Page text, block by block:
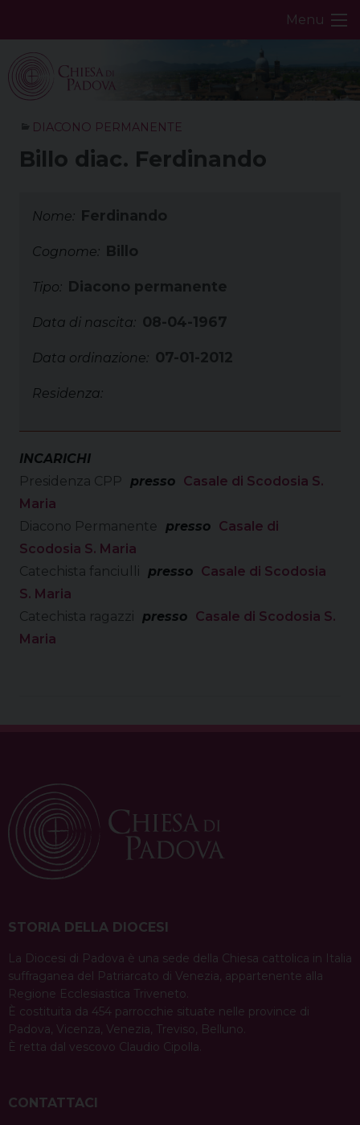
Menu
DIACONO PERMANENTE
Billo diac. Ferdinando
Nome: Ferdinando
Cognome: Billo
Tipo: Diacono permanente
Data di nascita: 08-04-1967
Data ordinazione: 07-01-2012
Residenza:
INCARICHI
Presidenza CPP
presso Casale di Scodosia S.
Maria
Diacono Permanente
presso Casale di
Scodosia S. Maria
Catechista fanciulli
presso Casale di Scodosia
S. Maria
Catechista ragazzi
presso Casale di Scodosia S.
Maria
STORIA DELLA DIOCESI
La Diocesi di Padova è una sede della Chiesa cattolica in Italia
suffraganea del Patriarcato di Venezia, appartenente alla
Regione Ecclesiastica Triveneto.
È costituita da 454 parrocchie situate nelle province di
Padova, Vicenza, Venezia, Treviso, Belluno.
È retta dal vescovo Claudio Cipolla.
CONTATTACI